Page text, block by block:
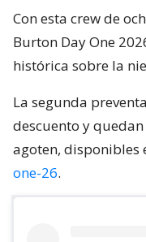
Con esta crew de
Burton Day One
histórica sobre la
La segunda
descuento y
agoten, disponibles
one-26.